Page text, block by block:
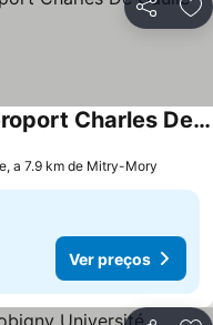
Partilhar
Premiere Classe Roissy Aéroport Charles De Gaulle
a 7.9 km de Mitry-Mory
Ver preços